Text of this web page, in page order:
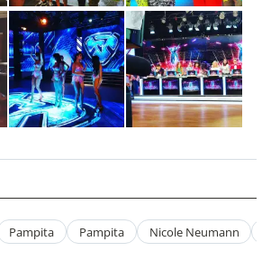
Pampita Pampita Nicole Neumann